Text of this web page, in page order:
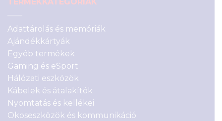
Adattárolás és memóriák
Ajándékkártyák
Egyéb termékek
Gaming és eSport
Hálózati eszközök
Kábelek és átalakítók
Nyomtatás és kellékei
Okoseszközök és kommunikáció